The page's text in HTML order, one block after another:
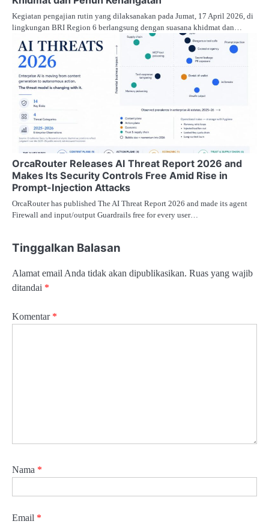
Kegiatan pengajian rutin yang dilaksanakan pada Jumat, 17 April 2026, di
lingkungan BRI Region 6 berlangsung dengan suasana khidmat dan…
OrcaRouter Releases AI Threat Report 2026 and
Makes Its Security Controls Free Amid Rise in
Prompt-Injection Attacks
OrcaRouter has published The AI Threat Report 2026 and made its agent
Firewall and input/output Guardrails free for every user…
Tinggalkan Balasan
Alamat email Anda tidak akan dipublikasikan. Ruas yang wajib
ditandai *
Komentar *
Nama *
Email *